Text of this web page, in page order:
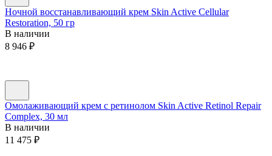
Ночной восстанавливающий крем Skin Active Cellular
Restoration, 50 гр
В наличии
8 946 ₽
Омолаживающий крем с ретинолом Skin Active Retinol Repair
Complex, 30 мл
В наличии
11 475 ₽